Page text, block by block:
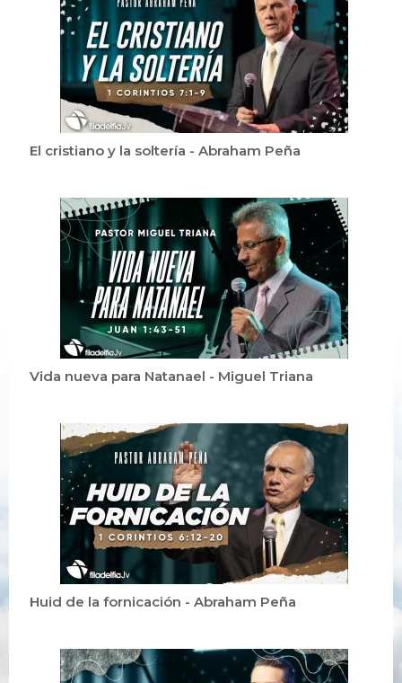
El cristiano y la soltería - Abraham Peña
Vida nueva para Natanael - Miguel Triana
Huid de la fornicación - Abraham Peña